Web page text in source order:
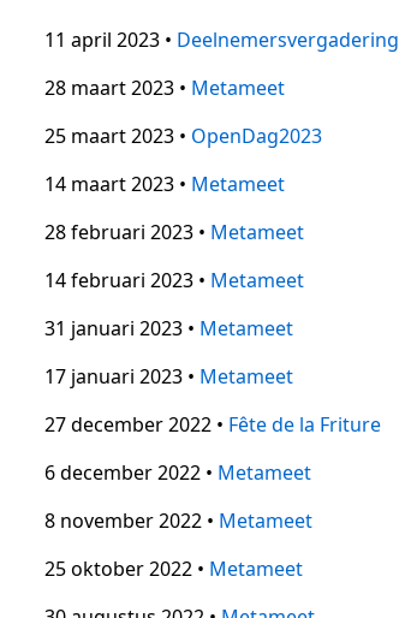
11 april 2023 • Deelnemersvergadering
28 maart 2023 • Metameet
25 maart 2023 • OpenDag2023
14 maart 2023 • Metameet
28 februari 2023 • Metameet
14 februari 2023 • Metameet
31 januari 2023 • Metameet
17 januari 2023 • Metameet
27 december 2022 • Fête de la Friture
6 december 2022 • Metameet
8 november 2022 • Metameet
25 oktober 2022 • Metameet